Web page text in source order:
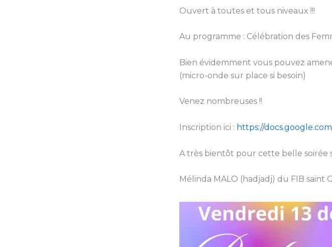
Ouvert à toutes et tous niveaux !!!
Au programme : Célébration des
Bien évidemment vous pouvez
(micro-onde sur place si besoin)
Venez nombreuses !!
Inscription ici : https://
A très bientôt pour cette belle soirée
Mélinda MALO (hadjadj) du FIB saint